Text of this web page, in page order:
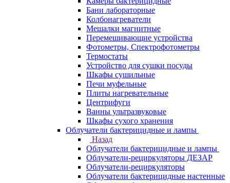
Бани лабораторные
Колбонагреватели
Мешалки магнитные
Перемешивающие устройства
Фотометры, Спектрофотометры
Термостаты
Устройство для сушки посуды
Шкафы сушильные
Печи муфельные
Плиты нагревательные
Центрифуги
Ванны ультразвуковые
Шкафы сухого хранения
Облучатели бактерицидные и лампы
Назад
Облучатели бактерицидные и лампы
Облучатели-рециркуляторы ДЕЗАР
Облучатели-рециркуляторы
Облучатели бактерицидные настенные